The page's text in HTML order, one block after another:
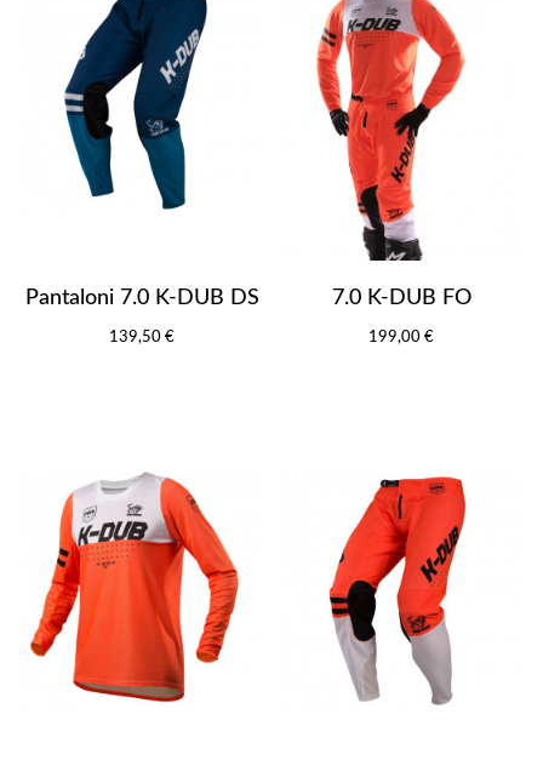
Pantaloni 7.0 K-DUB DS
139,50 €
7.0 K-DUB FO
199,00 €